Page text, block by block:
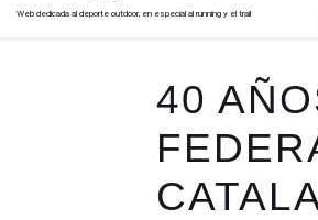
Web dedicada al deporte outdoor, en especial al running y el trail
40